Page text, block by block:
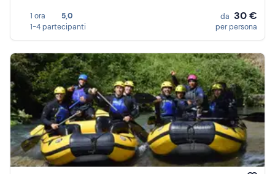
1 ora
5,0
1-4 partecipanti
da 30 €
per persona